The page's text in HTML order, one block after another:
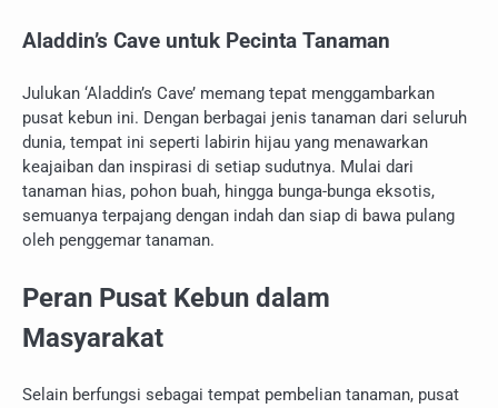
Aladdin’s Cave untuk Pecinta Tanaman
Julukan ‘Aladdin’s Cave’ memang tepat menggambarkan
pusat kebun ini. Dengan berbagai jenis tanaman dari seluruh
dunia, tempat ini seperti labirin hijau yang menawarkan
keajaiban dan inspirasi di setiap sudutnya. Mulai dari
tanaman hias, pohon buah, hingga bunga-bunga eksotis,
semuanya terpajang dengan indah dan siap di bawa pulang
oleh penggemar tanaman.
Peran Pusat Kebun dalam
Masyarakat
Selain berfungsi sebagai tempat pembelian tanaman, pusat